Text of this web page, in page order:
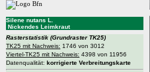
Silene nutans L.
Nickendes Leimkraut
Rasterstatistik (Grundraster TK25)
TK25 mit Nachweis: 1746 von 3012
Viertel-TK25 mit Nachweis: 4398 von 11956
Datenqualität: korrigierte Verbreitungskarte